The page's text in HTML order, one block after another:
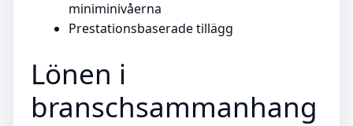
miniminivåerna
Prestationsbaserade tillägg
Lönen i
branschsammanhang